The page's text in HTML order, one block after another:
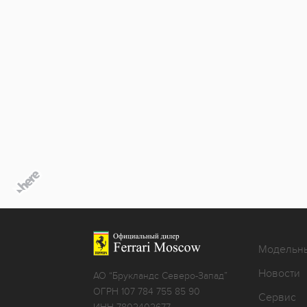
АО “Брукландс Северо-Запад”
ОГРН 107 784 755 85 90
Новости
Сервис